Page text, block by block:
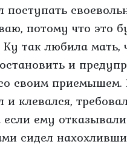
потому что это
так любила мать,
и
своим приемышем.
и клевался,
если ему
сидел